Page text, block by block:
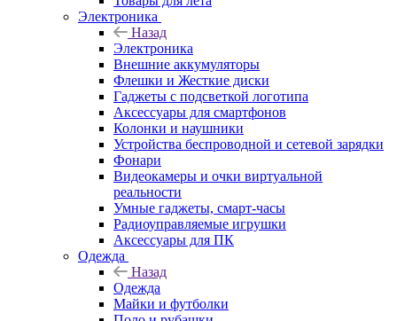
Электроника
Назад
Электроника
Внешние аккумуляторы
Флешки и Жесткие диски
Гаджеты с подсветкой логотипа
Аксессуары для смартфонов
Колонки и наушники
Устройства беспроводной и сетевой зарядки
Фонари
Видеокамеры и очки виртуальной
реальности
Умные гаджеты, смарт-часы
Радиоуправляемые игрушки
Аксессуары для ПК
Одежда
Назад
Одежда
Майки и футболки